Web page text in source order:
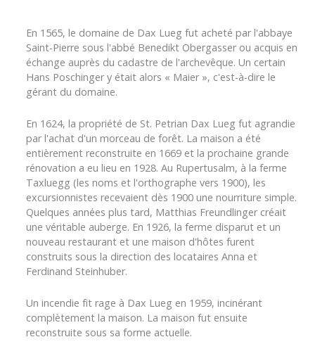
En 1565, le domaine de Dax Lueg fut acheté par l'abbaye
Saint-Pierre sous l'abbé Benedikt Obergasser ou acquis en
échange auprès du cadastre de l'archevêque. Un certain
Hans Poschinger y était alors « Maier », c'est-à-dire le
gérant du domaine.
En 1624, la propriété de St. Petrian Dax Lueg fut agrandie
par l'achat d'un morceau de forêt. La maison a été
entièrement reconstruite en 1669 et la prochaine grande
rénovation a eu lieu en 1928. Au Rupertusalm, à la ferme
Taxluegg (les noms et l'orthographe vers 1900), les
excursionnistes recevaient dès 1900 une nourriture simple.
Quelques années plus tard, Matthias Freundlinger créait
une véritable auberge. En 1926, la ferme disparut et un
nouveau restaurant et une maison d'hôtes furent
construits sous la direction des locataires Anna et
Ferdinand Steinhuber.
Un incendie fit rage à Dax Lueg en 1959, incinérant
complètement la maison. La maison fut ensuite
reconstruite sous sa forme actuelle.